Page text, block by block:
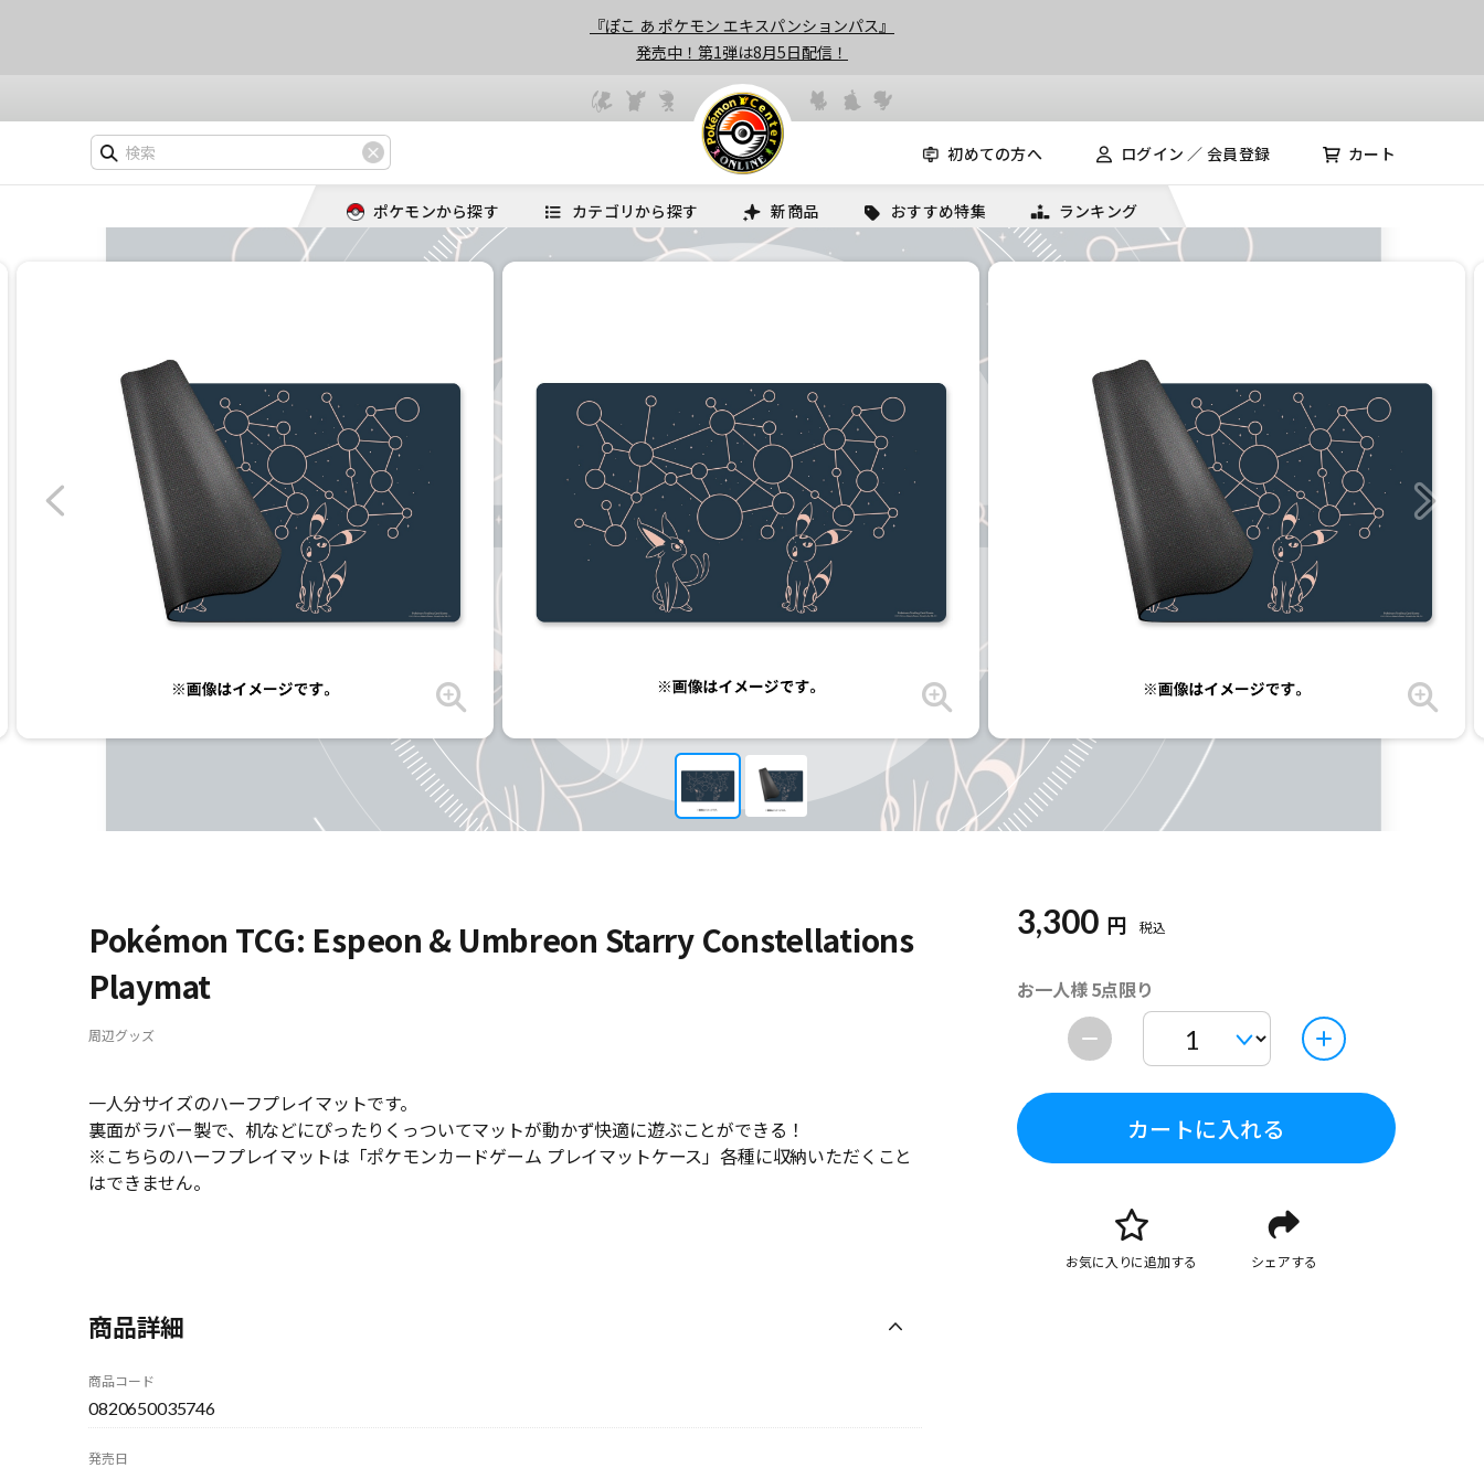
『ぽこ あ ポケモン エキスパンションパス』
発売中！第1弾は8月5日配信！
初めての方へ ログイン ／ 会員登録 カート
ポケモンから探す カテゴリから探す 新商品 おすすめ特集 ランキング
Pokémon TCG: Espeon & Umbreon Starry Constellations
Playmat
周辺グッズ
3,300 円 税込
お一人様 5点限り
カートに入れる
お気に入りに追加する シェアする
一人分サイズのハーフプレイマットです。
裏面がラバー製で、机などにぴったりくっついてマットが動かず快適に遊ぶことができる！
※こちらのハーフプレイマットは「ポケモンカードゲーム プレイマットケース」各種に収納いただくこと
はできません。
商品詳細
商品コード
0820650035746
発売日